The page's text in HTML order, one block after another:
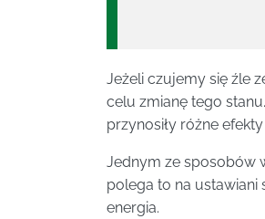
Jeżeli czujemy się źle
celu zmianę tego
przynosiły różne
Jednym ze sposobów
polega to na ustawiani
energia.